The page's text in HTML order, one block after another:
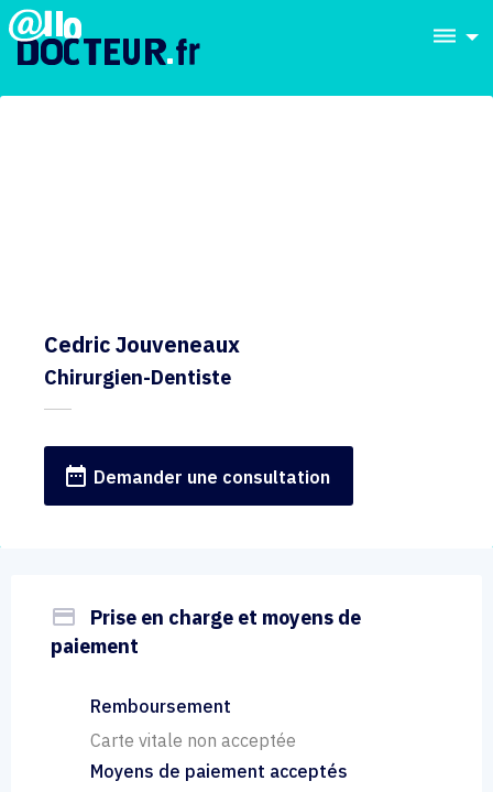
dehaze
Cedric Jouveneaux
Chirurgien-Dentiste
date_range Demander une consultation
payment
Prise en charge et moyens de
paiement
Remboursement
Carte vitale non acceptée
Moyens de paiement acceptés